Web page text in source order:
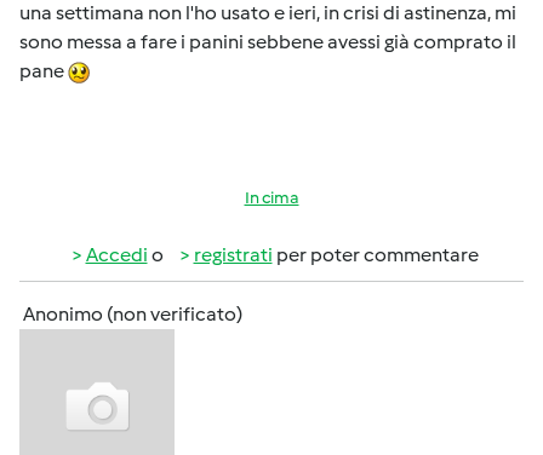
una settimana non l'ho usato e ieri, in crisi di astinenza, mi
sono messa a fare i panini sebbene avessi già comprato il
pane
In cima
Accedi o registrati per poter commentare
Anonimo (non verificato)